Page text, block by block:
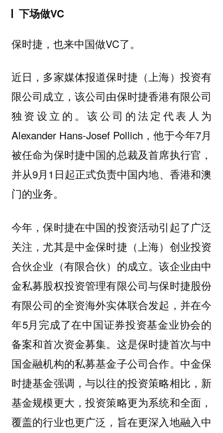
下场做VC
保时捷，也来中国做VC了。
近日，多家媒体报道保时捷（上海）投资有
限公司成立，该公司由保时捷香港有限公司
独资设立的。该公司的法定代表人为
Alexander Hans-Josef Pollich，他于今年7月
被任命为保时捷中国的总裁及首席执行官，
并从9月1日起正式负责中国内地、香港和澳
门的业务。
今年，保时捷在中国的投资活动引起了广泛
关注，尤其是中金保时捷（上海）创业投资
合伙企业（有限合伙）的成立。该企业由中
金私募股权投资管理有限公司与保时捷股份
有限公司的全资海外实体联合发起，并在今
年5月完成了在中国证券投资基金业协会的
备案和首次资金募集。这是保时捷首次与中
国金融机构的私募基金子公司合作。中金保
时捷基金强调，与以往的投资策略相比，新
基金规模更大，投资策略更为系统和全面，
覆盖的行业也更广泛，旨在更深入地融入中